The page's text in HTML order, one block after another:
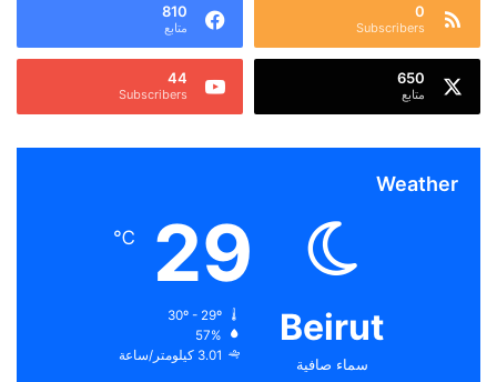
0
Subscribers
810
متابع
650
متابع
44
Subscribers
Weather
Beirut
سماء صافية
29
℃
57%
3.01 كيلومتر/ساعة